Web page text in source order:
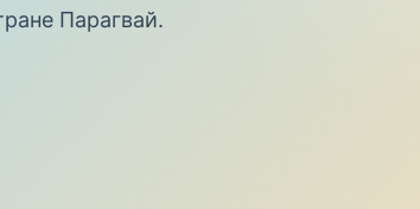
Парагвай.